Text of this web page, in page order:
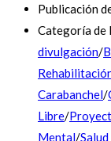
Publicación
Categoría de
divulgación/
Carabanchel/
Libre/
Mental/